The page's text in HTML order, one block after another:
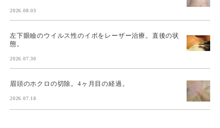
2026.08.03
左下眼瞼のウイルス性のイボをレーザー治療。直後の状
態。
2026.07.30
眉頭のホクロの切除。4ヶ月目の経過。
2026.07.18